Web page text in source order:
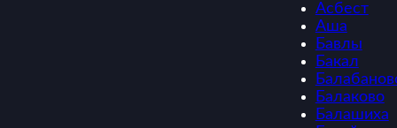
Асбест
Аша
Бавлы
Бакал
Балаково
Балашиха